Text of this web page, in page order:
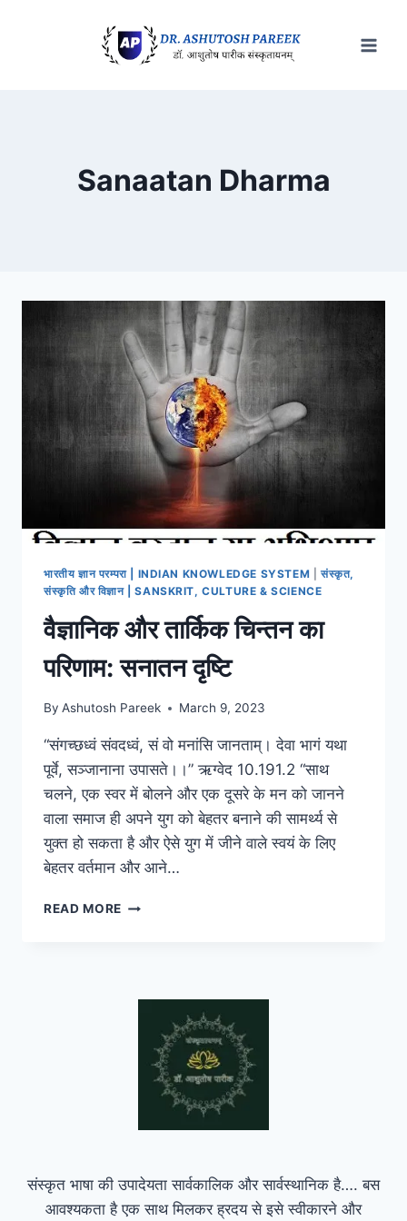
Sanaatan Dharma
भारतीय ज्ञान परम्परा | INDIAN KNOWLEDGE SYSTEM |संस्कृत,
संस्कृति और विज्ञान | SANSKRIT, CULTURE & SCIENCE
वैज्ञानिक और तार्किक चिन्तन का
परिणाम: सनातन दृष्टि
By Ashutosh Pareek March 9, 2023
“संगच्छध्वं संवदध्वं, सं वो मनांसि जानताम्। देवा भागं यथा
पूर्वे, सञ्जानाना उपासते।।” ऋग्वेद 10.191.2 “साथ
चलने, एक स्वर में बोलने और एक दूसरे के मन को जानने
वाला समाज ही अपने युग को बेहतर बनाने की सामर्थ्य से
युक्त हो सकता है और ऐसे युग में जीने वाले स्वयं के लिए
बेहतर वर्तमान और आने…
READ MORE वैज्ञानिक
परिणाम:
संस्कृत भाषा की उपादेयता सार्वकालिक और सार्वस्थानिक है…. बस
आवश्यकता है एक साथ मिलकर ह्रदय से इसे स्वीकारने और